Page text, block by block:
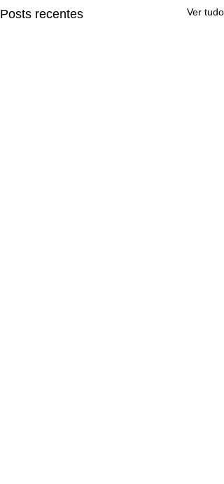
Posts recentes Ver tudo